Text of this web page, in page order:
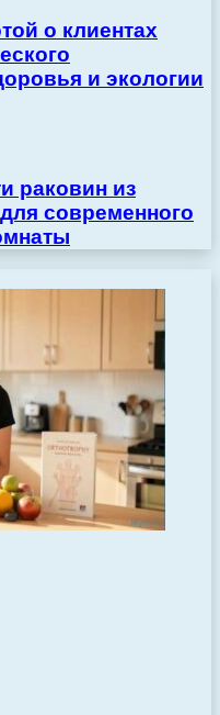
о клиентах
и экологии
раковин из
современного